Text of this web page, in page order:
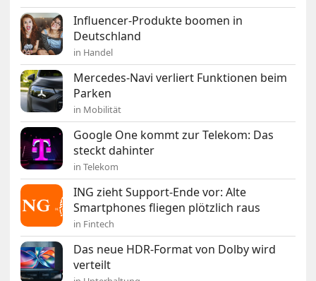
Influencer-Produkte boomen in
Deutschland
in Handel
Mercedes-Navi verliert Funktionen beim
Parken
in Mobilität
Google One kommt zur Telekom: Das
steckt dahinter
in Telekom
ING zieht Support-Ende vor: Alte
Smartphones fliegen plötzlich raus
in Fintech
Das neue HDR-Format von Dolby wird
verteilt